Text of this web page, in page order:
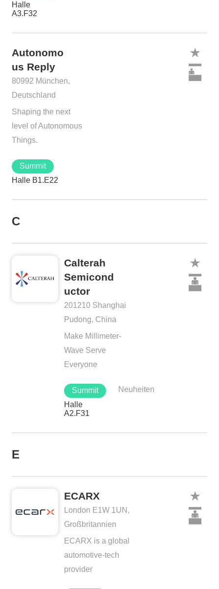
Halle
A3.F32
Autonomo
us Reply
80992 München,
Deutschland
Shaping the next
level of Autonomous
Things.
Summit
Halle B1.E22
C
Calterah
Semicond
uctor
201210 Shanghai
Pudong, China
Make Millimeter-
Wave Serve
Everyone
Neuheiten
Summit
Halle
A2.F31
E
ECARX
London E1W 1UN,
Großbritannien
ECARX is a global
automotive-tech
provider